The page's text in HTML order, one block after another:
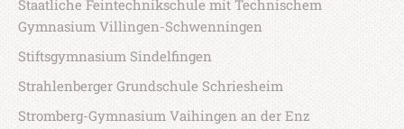
Staatliche Feintechnikschule mit Technischem
Gymnasium Villingen-Schwenningen
Stiftsgymnasium Sindelfingen
Strahlenberger Grundschule Schriesheim
Stromberg-Gymnasium Vaihingen an der Enz